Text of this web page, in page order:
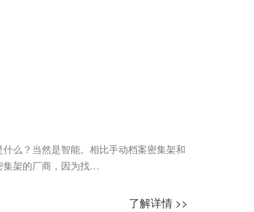
么？当然是智能。相比手动档案密集架和
集架的厂商，因为找…
了解详情 >>